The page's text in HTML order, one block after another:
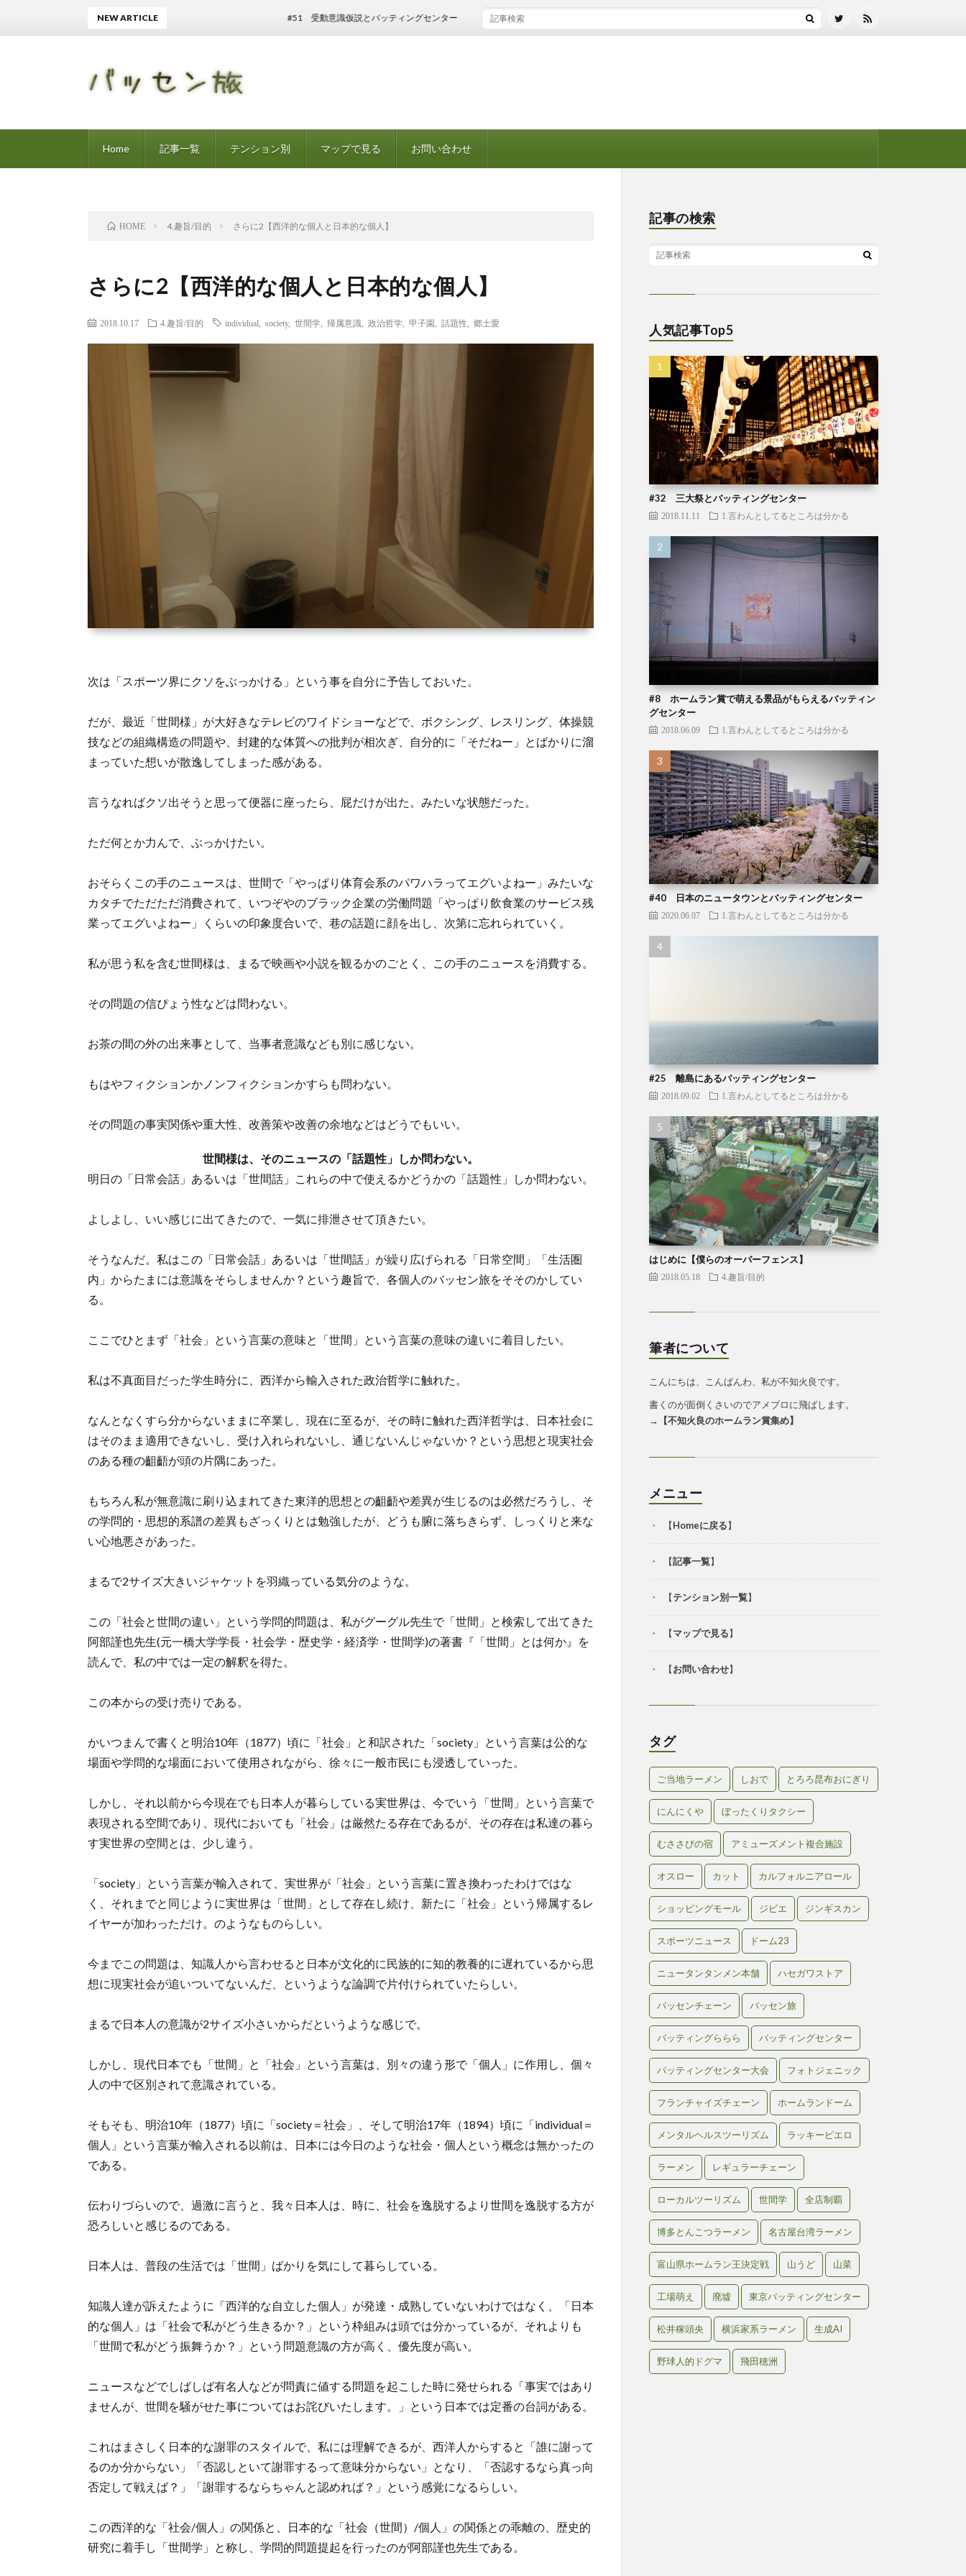
Home 記事一覧 テンション別 マップで見る お問い合わせ
NEW ARTICLE #51 受動意識仮説とバッティングセンター
HOME 4.趣旨/目的 さらに2【西洋的な個人と日本的な個人】
さらに2【西洋的な個人と日本的な個人】
2018.10.17 4.趣旨/目的 individual society, 世間学 帰属意識 政治哲学 甲子園 話題性 郷土愛
次は「スポーツ界にクソをぶっかける」という事を自分に予告しておいた。
だが、最近「世間様」が大好きなテレビのワイドショーなどで、ボクシング、レスリング、体操競
技などの組織構造の問題や、封建的な体質への批判が相次ぎ、自分的に「そだねー」とばかりに溜
まっていた想いが散逸してしまった感がある。
言うなればクソ出そうと思って便器に座ったら、屁だけが出た。みたいな状態だった。
ただ何とか力んで、ぶっかけたい。
おそらくこの手のニュースは、世間で「やっぱり体育会系のパワハラってエグいよねー」みたいな
カタチでただただ消費されて、いつぞやのブラック企業の労働問題「やっぱり飲食業のサービス残
業ってエグいよねー」くらいの印象度合いで、巷の話題に顔を出し、次第に忘れられていく。
私が思う私を含む世間様は、まるで映画や小説を観るかのごとく、この手のニュースを消費する。
その問題の信ぴょう性などは問わない。
お茶の間の外の出来事として、当事者意識なども別に感じない。
もはやフィクションかノンフィクションかすらも問わない。
その問題の事実関係や重大性、改善策や改善の余地などはどうでもいい。
世間様は、そのニュースの「話題性」しか問わない。
明日の「日常会話」あるいは「世間話」これらの中で使えるかどうかの「話題性」しか問わない。
よしよし、いい感じに出てきたので、一気に排泄させて頂きたい。
そうなんだ。私はこの「日常会話」あるいは「世間話」が繰り広げられる「日常空間」「生活圏
内」からたまには意識をそらしませんか？という趣旨で、各個人のバッセン旅をそそのかしてい
る。
ここでひとまず「社会」という言葉の意味と「世間」という言葉の意味の違いに着目したい。
私は不真面目だった学生時分に、西洋から輸入された政治哲学に触れた。
なんとなくすら分からないままに卒業し、現在に至るが、その時に触れた西洋哲学は、日本社会に
はそのまま適用できないし、受け入れられないし、通じないんじゃないか？という思想と現実社会
のある種の齟齬が頭の片隅にあった。
もちろん私が無意識に刷り込まれてきた東洋的思想との齟齬や差異が生じるのは必然だろうし、そ
の学問的・思想的系譜の差異もざっくりとは勉強したが、どうも腑に落ちきらず、しっくりと来な
い心地悪さがあった。
まるで2サイズ大きいジャケットを羽織っている気分のような。
この「社会と世間の違い」という学問的問題は、私がグーグル先生で「世間」と検索して出てきた
阿部謹也先生(元一橋大学学長・社会学・歴史学・経済学・世間学)の著書『「世間」とは何か』を
読んで、私の中では一定の解釈を得た。
この本からの受け売りである。
かいつまんで書くと明治10年（1877）頃に「社会」と和訳された「society」という言葉は公的な
場面や学問的な場面において使用されながら、徐々に一般市民にも浸透していった。
しかし、それ以前から今現在でも日本人が暮らしている実世界は、今でいう「世間」という言葉で
表現される空間であり、現代においても「社会」は厳然たる存在であるが、その存在は私達の暮ら
す実世界の空間とは、少し違う。
「society」という言葉が輸入されて、実世界が「社会」という言葉に置き換わったわけではな
く、それまでと同じように実世界は「世間」として存在し続け、新たに「社会」という帰属するレ
イヤーが加わっただけ。のようなものらしい。
今までこの問題は、知識人から言わせると日本が文化的に民族的に知的教養的に遅れているから思
想に現実社会が追いついてないんだ、というような論調で片付けられていたらしい。
まるで日本人の意識が2サイズ小さいからだというような感じで。
しかし、現代日本でも「世間」と「社会」という言葉は、別々の違う形で「個人」に作用し、個々
人の中で区別されて意識されている。
そもそも、明治10年（1877）頃に「society＝社会」、そして明治17年（1894）頃に「individual＝
個人」という言葉が輸入される以前は、日本には今日のような社会・個人という概念は無かったの
である。
伝わりづらいので、過激に言うと、我々日本人は、時に、社会を逸脱するより世間を逸脱する方が
恐ろしいと感じるのである。
日本人は、普段の生活では「世間」ばかりを気にして暮らしている。
知識人達が訴えたように「西洋的な自立した個人」が発達・成熟していないわけではなく、「日本
的な個人」は「社会で私がどう生きるか？」という枠組みは頭では分かっているが、それよりも
「世間で私がどう振舞うか？」という問題意識の方が高く、優先度が高い。
ニュースなどでしばしば有名人などが問責に値する問題を起こした時に発せられる「事実ではあり
ませんが、世間を騒がせた事についてはお詫びいたします。」という日本では定番の台詞がある。
これはまさしく日本的な謝罪のスタイルで、私には理解できるが、西洋人からすると「誰に謝って
るのか分からない」「否認しといて謝罪するって意味分からない」となり、「否認するなら真っ向
否定して戦えば？」「謝罪するならちゃんと認めれば？」という感覚になるらしい。
この西洋的な「社会/個人」の関係と、日本的な「社会（世間）/個人」の関係との乖離の、歴史的
研究に着手し「世間学」と称し、学問的問題提起を行ったのが阿部謹也先生である。
記事の検索
人気記事Top5
#32 三大祭とバッティングセンター
2018.11.11 1.言わんとしてるところは分かる
#8 ホームラン賞で萌える景品がもらえるバッティン
グセンター
2018.06.09 1.言わんとしてるところは分かる
#40 日本のニュータウンとバッティングセンター
2020.06.07 1.言わんとしてるところは分かる
#25 離島にあるバッティングセンター
2018.09.02 1.言わんとしてるところは分かる
はじめに【僕らのオーバーフェンス】
2018.05.18 4.趣旨/目的
筆者について
こんにちは、こんばんわ、私が不知火良です。
書くのが面倒くさいのでアメブロに飛ばします。
→
【不知火良のホームラン賞集め】
メニュー
【Homeに戻る】
【記事一覧】
【テンション別一覧】
【マップで見る】
【お問い合わせ】
タグ
ご当地ラーメン しおで とろろ昆布おにぎり
にんにくや ぼったくりタクシー
むささびの宿 アミューズメント複合施設
オスロー カット カルフォルニアロール
ショッピングモール ジビエ ジンギスカン
スポーツニュース ドーム23
ニュータンタンメン本舗 ハセガワストア
バッセンチェーン バッセン旅
バッティングららら バッティングセンター
バッティングセンター大会 フォトジェニック
フランチャイズチェーン ホームランドーム
メンタルヘルスツーリズム ラッキーピエロ
ラーメン レギュラーチェーン
ローカルツーリズム 世間学 全店制覇
博多とんこつラーメン 名古屋台湾ラーメン
富山県ホームラン王決定戦 山うど 山菜
工場萌え 廃墟 東京バッティングセンター
松井稼頭央 横浜家系ラーメン 生成AI
野球人的ドグマ 飛田穂洲